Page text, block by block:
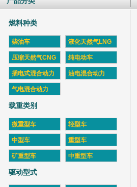
燃料种类
柴油车 液化天然气LNG
压缩天然气CNG 纯电动车
插电式混合动力 油电混合动力
气电混合动力
载重类别
微重型车 轻型车
中型车 重型车
矿重型车 中重型车
驱动型式